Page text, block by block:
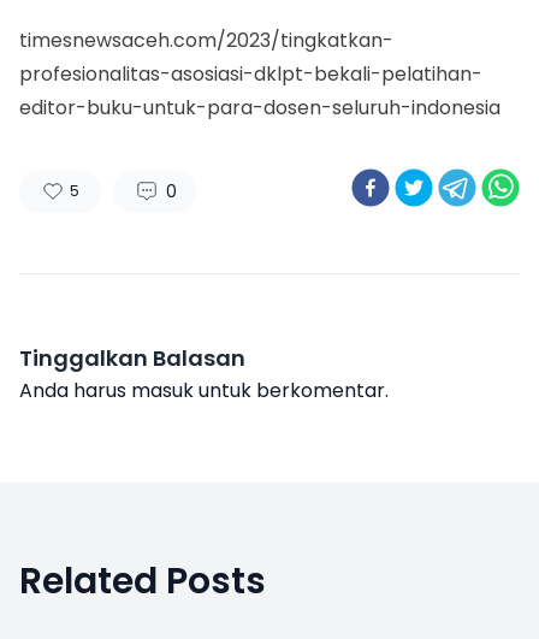
timesnewsaceh.com/2023/tingkatkan-
profesionalitas-asosiasi-dklpt-bekali-pelatihan-
editor-buku-untuk-para-dosen-seluruh-indonesia
5 0
Tinggalkan Balasan
Anda harus masukuntuk berkomentar.
Related Posts